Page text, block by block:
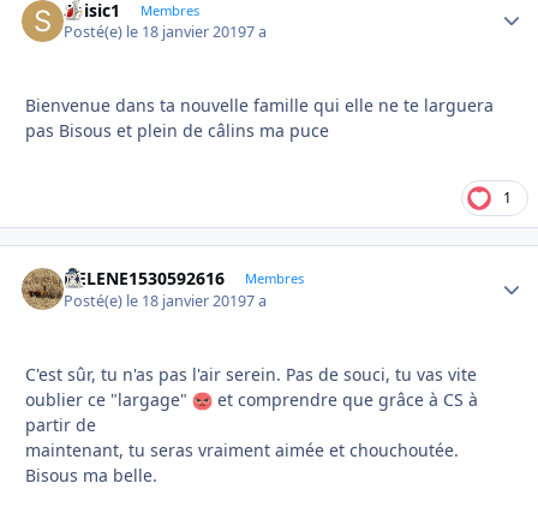
Soisic1 Membres
Posté(e) le 18 janvier 20197 a
Bienvenue dans ta nouvelle famille qui elle ne te larguera
pas Bisous et plein de câlins ma puce
1
HELENE1530592616 Membres
Posté(e) le 18 janvier 20197 a
C'est sûr, tu n'as pas l'air serein. Pas de souci, tu vas vite
oublier ce "largage"
et comprendre que grâce à CS à
partir de
maintenant, tu seras vraiment aimée et chouchoutée.
Bisous ma belle.